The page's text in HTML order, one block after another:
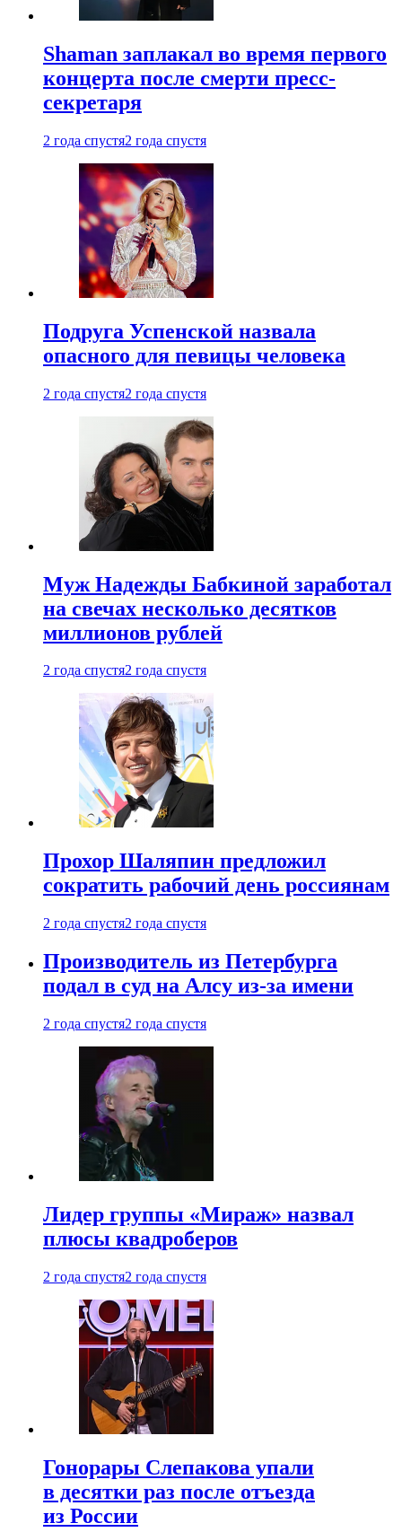
Shaman заплакал во время первого
концерта после смерти пресс-
секретаря
2 года спустя2 года спустя
Подруга Успенской назвала
опасного для певицы человека
2 года спустя2 года спустя
Муж Надежды Бабкиной заработал
на свечах несколько десятков
миллионов рублей
2 года спустя2 года спустя
Прохор Шаляпин предложил
сократить рабочий день россиянам
2 года спустя2 года спустя
Производитель из Петербурга
подал в суд на Алсу из-за имени
2 года спустя2 года спустя
Лидер группы «Мираж» назвал
плюсы квадроберов
2 года спустя2 года спустя
Гонорары Слепакова упали
в десятки раз после отъезда
из России